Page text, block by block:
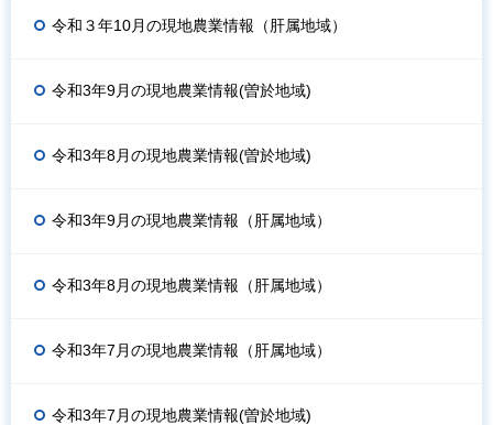
令和３年10月の現地農業情報（肝属地域）
令和3年9月の現地農業情報(曽於地域)
令和3年8月の現地農業情報(曽於地域)
令和3年9月の現地農業情報（肝属地域）
令和3年8月の現地農業情報（肝属地域）
令和3年7月の現地農業情報（肝属地域）
令和3年7月の現地農業情報(曽於地域)